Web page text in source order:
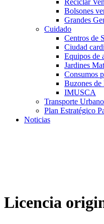
Reciclar
Bolsones
Grandes
Cuidado
Centros de
Ciudad
Equipos de
Jardines
Consumos
Buzones de
IMUSCA
Transporte
Plan Estratégico
Noticias
Licencia